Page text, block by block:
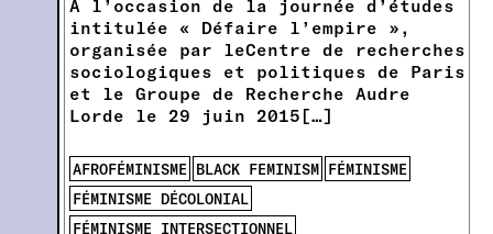
A l’occasion de la journée d’études
intitulée « Défaire l’empire »,
organisée par leCentre de recherches
sociologiques et politiques de Paris
et le Groupe de Recherche Audre
Lorde le 29 juin 2015[…]
AFROFÉMINISME BLACK FEMINISM FÉMINISME
FÉMINISME DÉCOLONIAL
FÉMINISME INTERSECTIONNEL